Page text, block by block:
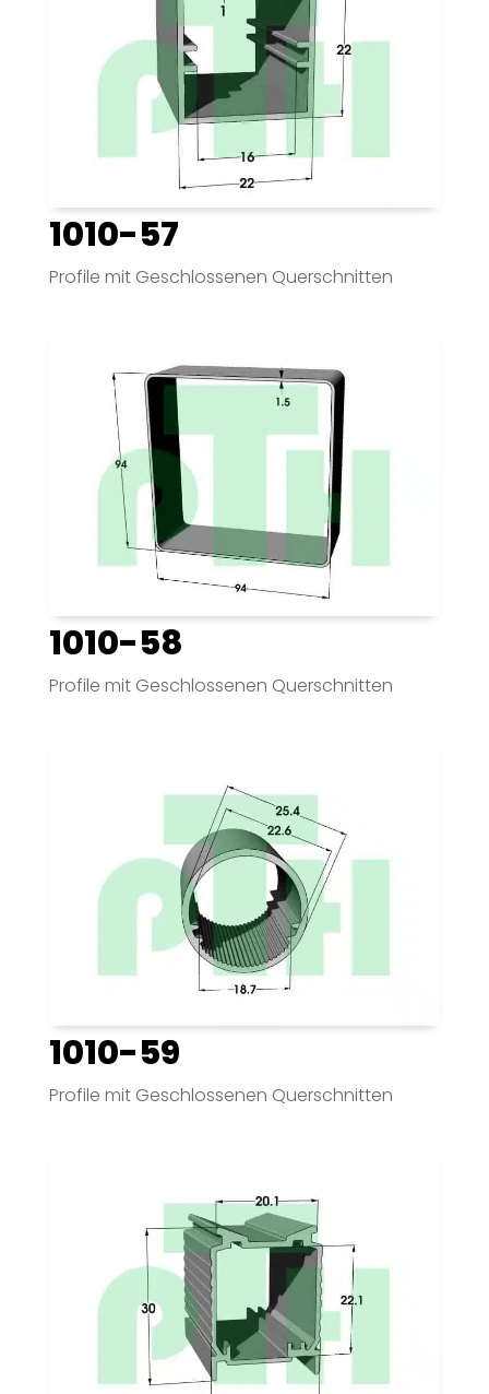
1010-57
Profile mit Geschlossenen Querschnitten
1010-58
Profile mit Geschlossenen Querschnitten
1010-59
Profile mit Geschlossenen Querschnitten